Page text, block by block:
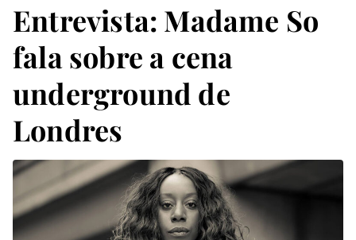
Entrevista: Madame So
fala sobre a cena
underground de
Londres